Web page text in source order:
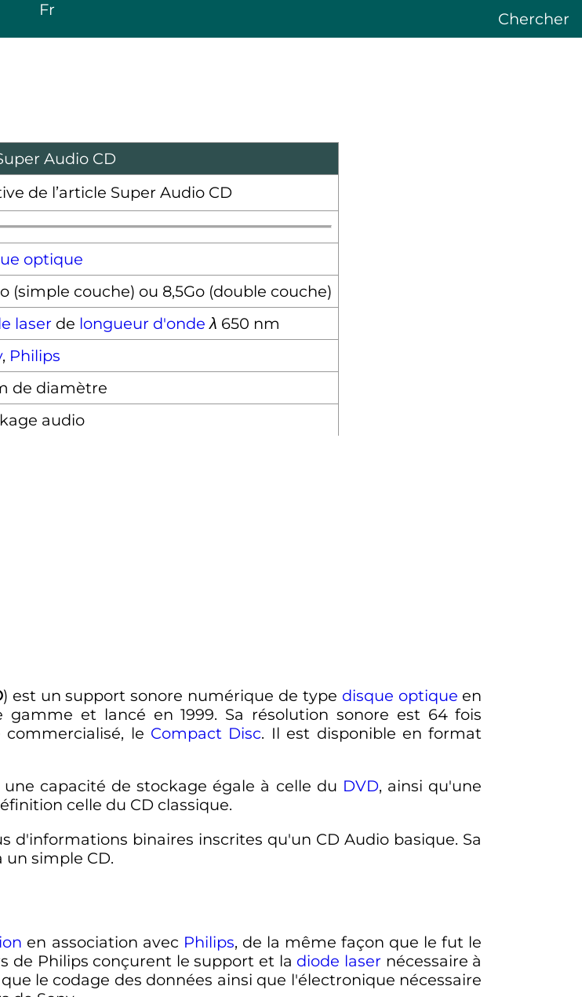
Fr Chercher
Audio CD
optique
(simple couche) ou 8,5Go (double couche)
laser de longueur d'onde λ 650 nm
, Philips
de diamètre
audio
) est un support sonore numérique de type disque optique en
et lancé en 1999. Sa résolution sonore est 64 fois
le Compact Disc. Il est disponible en format
capacité de stockage égale à celle du DVD, ainsi qu'une
celle du CD classique.
d'informations binaires inscrites qu'un CD Audio basique. Sa
simple CD.
en association avec Philips, de la même façon que le fut le
de Philips conçurent le support et la diode laser nécessaire à
le codage des données ainsi que l'électronique nécessaire